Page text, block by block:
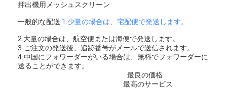
押出機用メッシュスクリーン
一般的な配送:1.少量の場合は、宅配便で発送します。
2.大量の場合は、航空便または海便で発送します。
3.ご注文の発送後、追跡番号がメールで送信されます。
4.中国にフォワーダーがいる場合は、無料でフォワーダーに
送ることができます。
最良の価格
最高のサービス